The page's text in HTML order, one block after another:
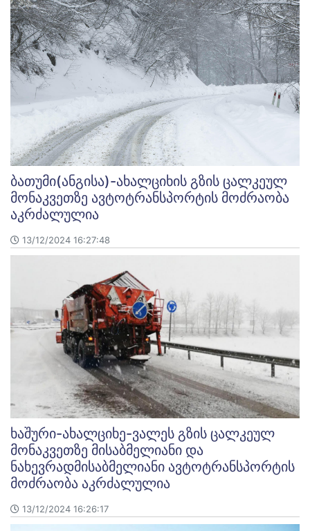
ბათუმი(ანგისა)-ახალციხის გზის ცალკეულ
მონაკვეთზე ავტოტრანსპორტის მოძრაობა
აკრძალულია
13/12/2024 16:27:48
ხაშური-ახალციხე-ვალეს გზის ცალკეულ
მონაკვეთზე მისაბმელიანი და
ნახევრადმისაბმელიანი ავტოტრანსპორტის
მოძრაობა აკრძალულია
13/12/2024 16:26:17